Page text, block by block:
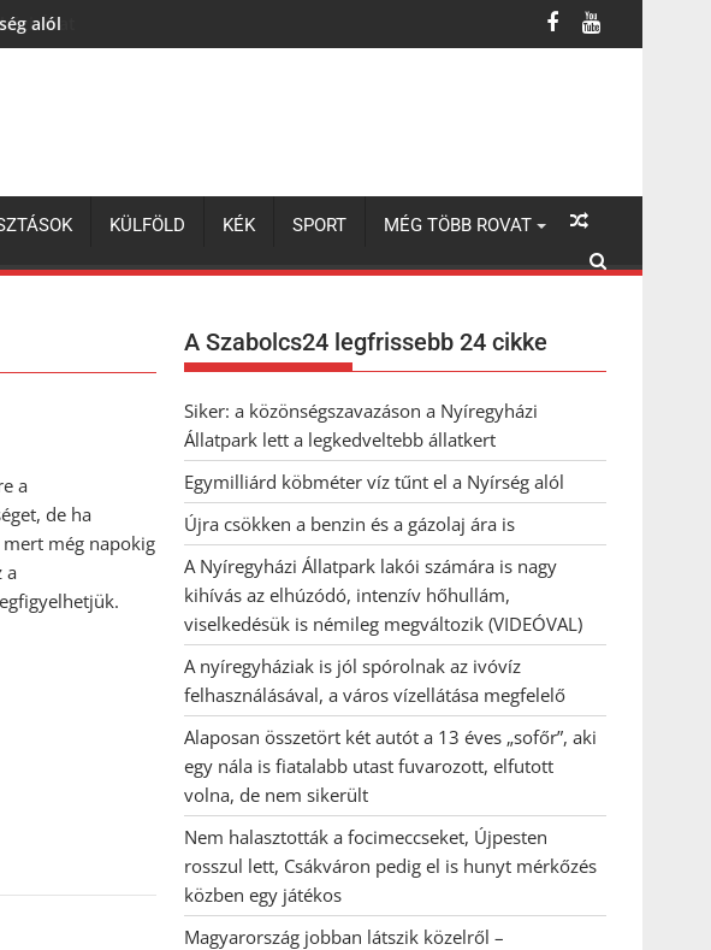
alól
KÜLFÖLD KÉK SPORT MÉG TÖBB ROVAT
a
de ha
még napokig
a
A Szabolcs24 legfrissebb 24 cikke
Siker: a közönségszavazáson a Nyíregyházi
Állatpark lett a legkedveltebb állatkert
Egymilliárd köbméter víz tűnt el a Nyírség alól
Újra csökken a benzin és a gázolaj ára is
A Nyíregyházi Állatpark lakói számára is nagy
kihívás az elhúzódó, intenzív hőhullám,
viselkedésük is némileg megváltozik (VIDEÓVAL)
A nyíregyháziak is jól spórolnak az ivóvíz
felhasználásával, a város vízellátása megfelelő
Alaposan összetört két autót a 13 éves „sofőr”, aki
egy nála is fiatalabb utast fuvarozott, elfutott
volna, de nem sikerült
Nem halasztották a focimeccseket, Újpesten
rosszul lett, Csákváron pedig el is hunyt mérkőzés
közben egy játékos
Magyarország jobban látszik közelről –